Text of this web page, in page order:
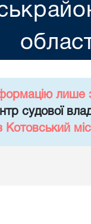
лише
судової